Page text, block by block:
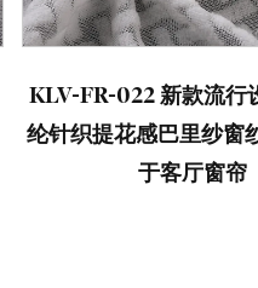
KLV-FR-022 新款流行
纶针织提花感巴里纱窗
于客厅窗帘